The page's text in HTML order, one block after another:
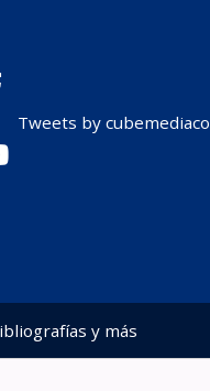
Tweets by cubemediaco
y más